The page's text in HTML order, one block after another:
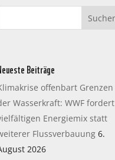
Beiträge
offenbart Grenzen
Wasserkraft: WWF fordert
Energiemix statt
Flussverbauung 6.
2026